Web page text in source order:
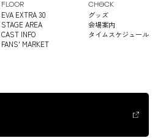
FLOOR
EVA EXTRA 30
STAGE AREA
CAST INFO
FANS' MARKET
CHECK
グッズ
会場案内
タイムスケジュール